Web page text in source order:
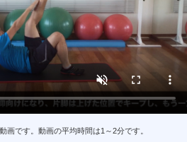
画です。動画の平均時間は1～2分です。